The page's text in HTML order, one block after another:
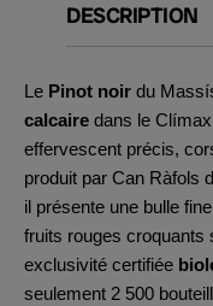
DESCRIPTION
Le Pinot noir du
calcaire dans le
effervescent précis,
produit par Can Ràfols
il présente une bulle
fruits rouges croquants
exclusivité certifiée
seulement 2 500